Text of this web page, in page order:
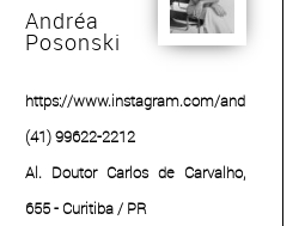
de Arquitetura pela mesma
instituição (2006).
Andréa
Posonski
https://www.instagram.com/
(41) 99622-2212
Al. Doutor Carlos de Carvalho,
655 - Curitiba / PR